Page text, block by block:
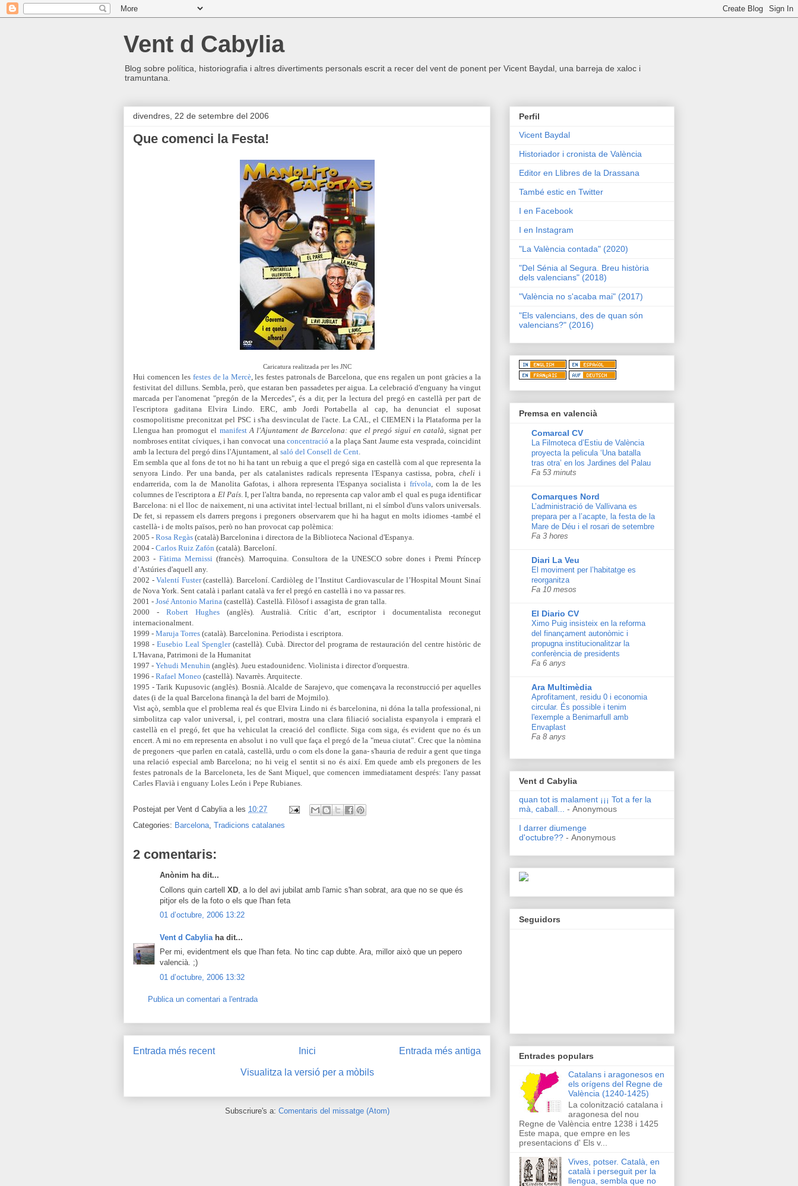
Vent d Cabylia
Blog sobre política, historiografia i altres divertiments personals escrit a recer del vent de ponent per Vicent Baydal, una barreja de xaloc i
tramuntana.
divendres, 22 de setembre del 2006
Que comenci la Festa!
Caricatura realitzada per les JNC
Hui comencen les festes de la Mercè, les festes patronals de Barcelona, que ens regalen un pont gràcies a la
festivitat del dilluns. Sembla, però, que estaran ben passadetes per aigua. La celebració d'enguany ha vingut
marcada per l'anomenat "pregón de la Mercedes", és a dir, per la lectura del pregó en castellà per part de
l'escriptora gaditana Elvira Lindo. ERC, amb Jordi Portabella al cap, ha denunciat el suposat
cosmopolitisme preconitzat pel PSC i s'ha desvinculat de l'acte. La CAL, el CIEMEN i la Plataforma per la
Llengua han promogut el manifestA l'Ajuntament de Barcelona: que el pregó sigui en català, signat per
nombroses entitat cíviques, i han convocat una concentracióa la plaça Sant Jaume esta vesprada, coincidint
amb la lectura del pregó dins l'Ajuntament, al saló del Consell de Cent.
Em sembla que al fons de tot no hi ha tant un rebuig a que el pregó siga en castellà com al que representa la
senyora Lindo. Per una banda, per als catalanistes radicals representa l'Espanya castissa, pobra,cheli i
endarrerida, com la de Manolita Gafotas, i alhora representa l'Espanya socialista i frívola, com la de les
columnes de l'escriptoraa El País. I, per l'altra banda, no representa cap valor amb el qual es puga identificar
Barcelona: ni el lloc de naixement, ni una activitat intel·lectual brillant, ni el símbol d'uns valors universals.
De fet, si repassem els darrers pregons i pregoners observarem que hi ha hagut en molts idiomes -també el
castellà- i de molts països, però no han provocat cap polèmica:
2005 - Rosa Regàs (català) Barcelonina i directora de la Biblioteca Nacional d'Espanya.
2004 - Carlos Ruiz Zafón (català). Barceloní.
2003 - Fàtima Mernissi (francès). Marroquina. Consultora de la UNESCO sobre dones i Premi Príncep
d’Astúries d'aquell any.
2002 -Valentí Fuster(castellà). Barceloní. Cardiòleg de l’Institut Cardiovascular de l’Hospital Mount Sinaí
de Nova York. Sent català i parlant català va fer el pregó en castellà i no va passar res.
2001 - José Antonio Marina (castellà). Castellà. Filòsof i assagista de gran talla.
2000 - Robert Hughes (anglès). Australià. Crític d’art, escriptor i documentalista reconegut
internacionalment.
1999 - Maruja Torres (català). Barcelonina. Periodista i escriptora.
1998 - Eusebio Leal Spengler (castellà). Cubà. Director del programa de restauración del centre històric de
L'Havana, Patrimoni de la Humanitat
1997 - Yehudi Menuhin (anglès). Jueu estadounidenc. Violinista i director d'orquestra.
1996 - Rafael Moneo (castellà). Navarrès. Arquitecte.
1995 - Tarik Kupusovic (anglès). Bosnià. Alcalde de Sarajevo, que començava la reconstrucció per aquelles
dates (i de la qual Barcelona finançà la del barri de Mojmilo).
Vist açò, sembla que el problema real és que Elvira Lindo ni és barcelonina, ni dóna la talla professional, ni
simbolitza cap valor universal, i, pel contrari, mostra una clara filiació socialista espanyola i emprarà el
castellà en el pregó, fet que ha vehiculat la creació del conflicte. Siga com siga, és evident que no és un
encert. A mi no em representa en absolut i no vull que faça el pregó de la "meua ciutat". Crec que la nòmina
de pregoners -que parlen en català, castellà, urdu o com els done la gana- s'hauria de reduir a gent que tinga
una relació especial amb Barcelona; no hi veig el sentit si no és així. Em quede amb els pregoners de les
festes patronals de la Barceloneta, les de Sant Miquel, que comencen immediatament després: l'any passat
Carles Flavià i enguany Loles León i Pepe Rubianes.
Postejat per Vent d Cabylia a les 10:27
Categories: Barcelona, Tradicions catalanes
2 comentaris:
Anònim ha dit...
Collons quin cartell XD , a lo del avi jubilat amb l'amic s'han sobrat, ara que no se que és
pitjor els de la foto o els que l'han feta
01 d’octubre, 2006 13:22
Vent d Cabylia ha dit...
Per mi, evidentment els que l'han feta. No tinc cap dubte. Ara, millor això que un pepero
valencià. ;)
01 d’octubre, 2006 13:32
Publica un comentari a l'entrada
Entrada més recent Entrada més antiga
Inici
Visualitza la versió per a mòbils
Subscriure's a: Comentaris del missatge (Atom)
Perfil
Vicent Baydal
Historiador i cronista de València
Editor en Llibres de la Drassana
També estic en Twitter
I en Facebook
I en Instagram
"La València contada" (2020)
"Del Sénia al Segura. Breu història
dels valencians" (2018)
"València no s'acaba mai" (2017)
"Els valencians, des de quan són
valencians?" (2016)
Premsa en valencià
Comarcal CV
La Filmoteca d’Estiu de València
proyecta la pelicula ‘Una batalla
tras otra’ en los Jardines del Palau
Fa 53 minuts
Comarques Nord
L’administració de Vallivana es
prepara per a l’acapte, la festa de la
Mare de Déu i el rosari de setembre
Fa 3 hores
Diari La Veu
El moviment per l’habitatge es
reorganitza
Fa 10 mesos
El Diario CV
Ximo Puig insisteix en la reforma
del finançament autonòmic i
propugna institucionalitzar la
conferència de presidents
Fa 6 anys
Ara Multimèdia
Aprofitament, residu 0 i economia
circular. És possible i tenim
l'exemple a Benimarfull amb
Envaplast
Fa 8 anys
Vent d Cabylia
quan tot is malament ¡¡¡ Tot a fer la
mà, caball...
- Anonymous
I darrer diumenge
d'octubre?? - Anonymous
Seguidors
Entrades populars
Catalans i aragonesos en
els orígens del Regne de
València (1240-1425)
La colonització catalana i
aragonesa del nou
Regne de València entre 1238 i 1425
Este mapa, que empre en les
presentacions d' Els v...
Vives, potser. Català, en
català i perseguit per la
llengua, sembla que no